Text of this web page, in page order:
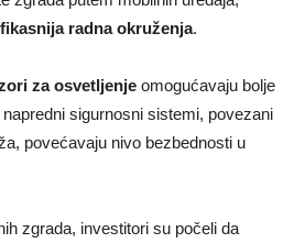
radna okruženja.
za osvetljenje omogućavaju bolje
sigurnosni sistemi, povezani
povećavaju nivo bezbednosti u
zgrada, investitori su počeli da